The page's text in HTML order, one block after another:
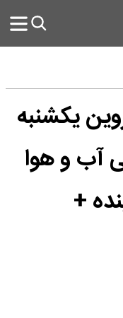
یکشنبه
بینی آب و هوا
آینده +